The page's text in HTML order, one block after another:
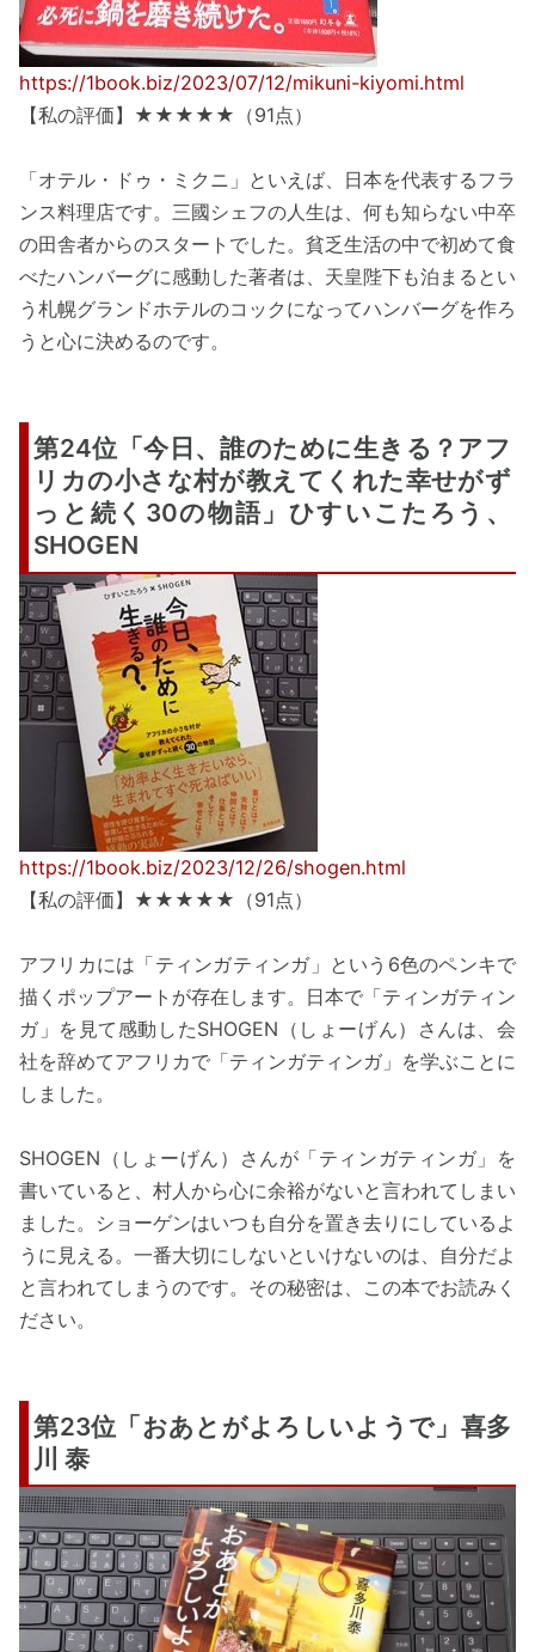
https://1book.biz/2023/07/12/mikuni-kiyomi.html
【私の評価】★★★★★（91点）
「オテル・ドゥ・ミクニ」といえば、日本を代表するフラ
ンス料理店です。三國シェフの人生は、何も知らない中卒
の田舎者からのスタートでした。貧乏生活の中で初めて食
べたハンバーグに感動した著者は、天皇陛下も泊まるとい
う札幌グランドホテルのコックになってハンバーグを作ろ
うと心に決めるのです。
第24位「今日、誰のために生きる？アフ
リカの小さな村が教えてくれた幸せがず
っと続く30の物語」ひすいこたろう、
SHOGEN
https://1book.biz/2023/12/26/shogen.html
【私の評価】★★★★★（91点）
アフリカには「ティンガティンガ」という6色のペンキで
描くポップアートが存在します。日本で「ティンガティン
ガ」を見て感動したSHOGEN（しょーげん）さんは、会
社を辞めてアフリカで「ティンガティンガ」を学ぶことに
しました。
SHOGEN（しょーげん）さんが「ティンガティンガ」を
書いていると、村人から心に余裕がないと言われてしまい
ました。ショーゲンはいつも自分を置き去りにしているよ
うに見える。一番大切にしないといけないのは、自分だよ
と言われてしまうのです。その秘密は、この本でお読みく
ださい。
第23位「おあとがよろしいようで」喜多
川 泰